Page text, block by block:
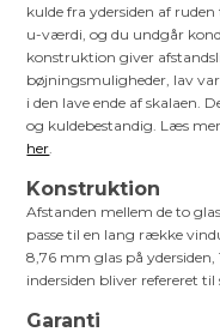
kulde fra ydersiden af
u-værdi, og du undgår
konstruktion giver
bøjningsmuligheder, lav
i den lave ende af skalaen.
og kuldebestandig. Læs
her
Konstruktion
Afstanden mellem de to
passe til en lang række
8,76 mm glas på
indersiden bliver refereret til
Garanti